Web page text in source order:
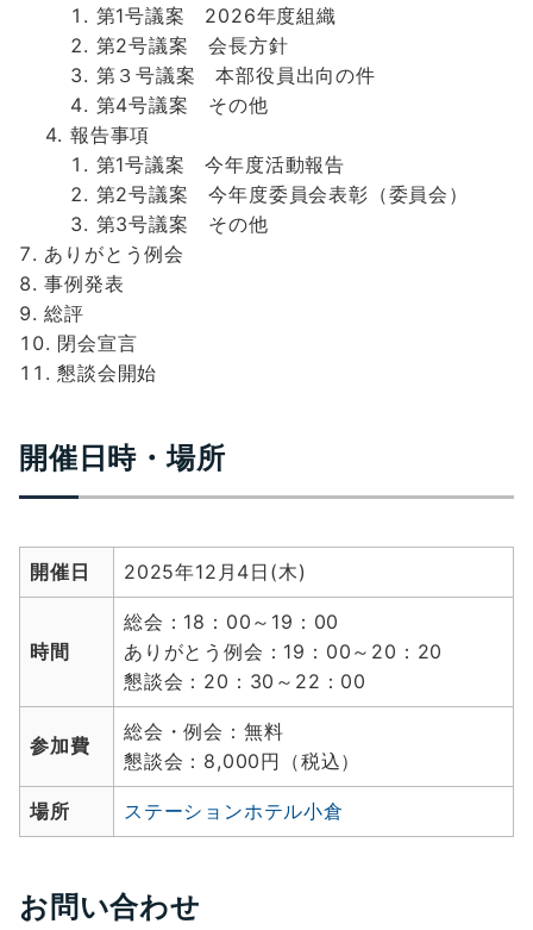
第1号議案 2026年度組織
第2号議案 会長方針
第３号議案 本部役員出向の件
第4号議案 その他
報告事項
第1号議案 今年度活動報告
第2号議案 今年度委員会表彰（委員会）
第3号議案 その他
ありがとう例会
事例発表
総評
閉会宣言
懇談会開始
開催日時・場所
開催日 2025年12月4日(木)
時間
総会：18：00～19：00
ありがとう例会：19：00～20：20
懇談会：20：30～22：00
参加費
総会・例会：無料
懇談会：8,000円（税込）
場所 ステーションホテル小倉
お問い合わせ